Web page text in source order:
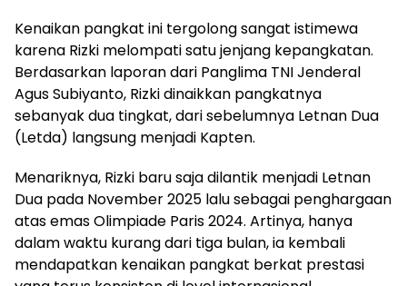
Kenaikan pangkat ini tergolong sangat istimewa
karena Rizki melompati satu jenjang kepangkatan.
Berdasarkan laporan dari Panglima TNI Jenderal
Agus Subiyanto, Rizki dinaikkan pangkatnya
sebanyak dua tingkat, dari sebelumnya Letnan Dua
(Letda) langsung menjadi Kapten.
Menariknya, Rizki baru saja dilantik menjadi Letnan
Dua pada November 2025 lalu sebagai penghargaan
atas emas Olimpiade Paris 2024. Artinya, hanya
dalam waktu kurang dari tiga bulan, ia kembali
mendapatkan kenaikan pangkat berkat prestasi